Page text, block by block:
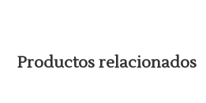
Productos relacionados